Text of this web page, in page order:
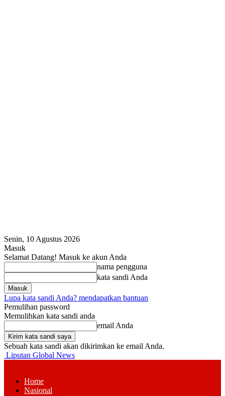
Senin, 10 Agustus 2026
Masuk
Selamat Datang! Masuk ke akun Anda
nama pengguna
kata sandi Anda
Lupa kata sandi Anda? mendapatkan bantuan
Pemulihan password
Memulihkan kata sandi anda
email Anda
Sebuah kata sandi akan dikirimkan ke email Anda.
Liputan Global News
Home
Nasional